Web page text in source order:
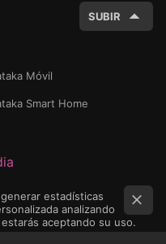
SUBIR
Móvil
Smart Home
estadísticas
analizando
aceptando su uso.